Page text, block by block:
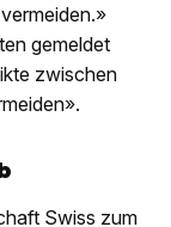
gemeldet
zwischen
Swiss zum